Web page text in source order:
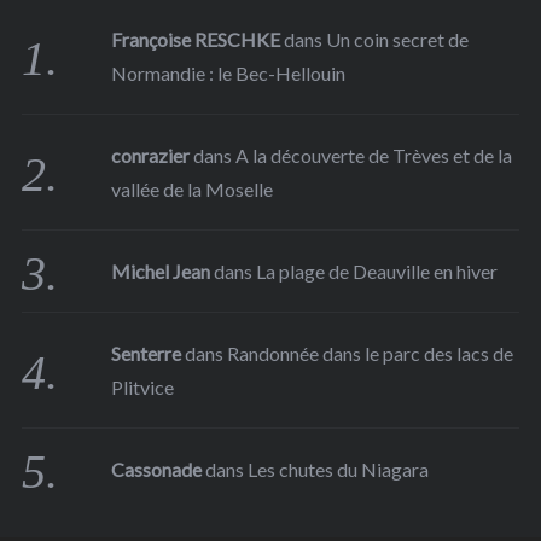
Françoise RESCHKEdans Un coin secret de
Normandie : le Bec-Hellouin
conrazierdansA la découverte de Trèves et de la
vallée de la Moselle
Michel Jeandans La plage de Deauville en hiver
Senterredans Randonnée dans le parc des lacs de
Plitvice
Cassonadedans Les chutes du Niagara